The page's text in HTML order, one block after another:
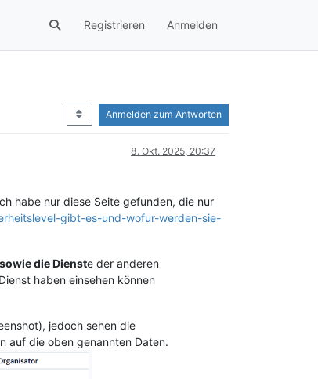
Registrieren Anmelden
Anmelden zum Antworten
8. Okt. 2025, 20:37
habe nur diese Seite gefunden, die nur
gibt-es-und-wofur-werden-sie-
die Dienste der anderen
haben einsehen können
jedoch sehen die
auf die oben genannten Daten.